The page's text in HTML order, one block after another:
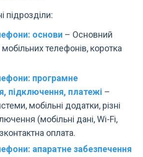
підрозділи:
основи – Основний
телефонів, коротка
програмне
підключення, платежі –
мобільні додатки, різні
(мобільні дані, Wi-Fi,
оплата.
апаратне забезпечення